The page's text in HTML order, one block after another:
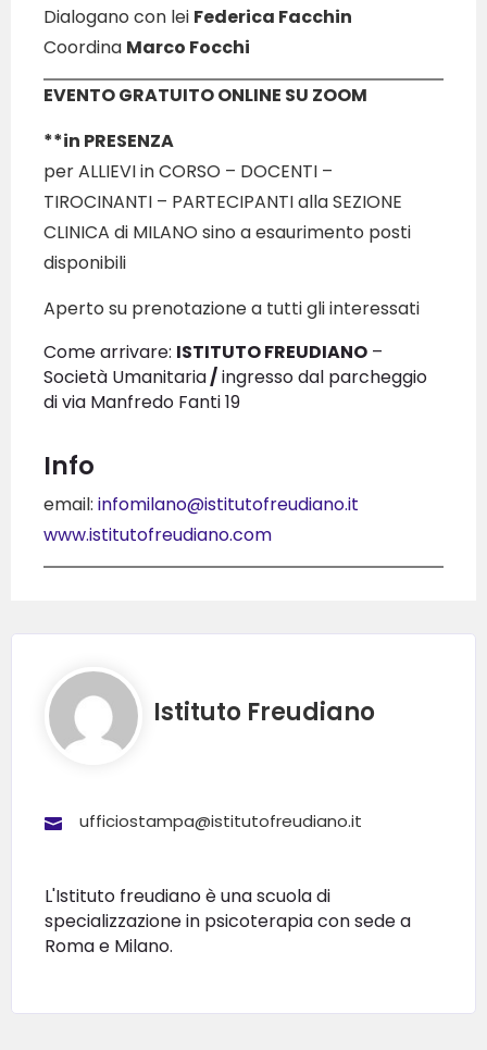
Dialogano con lei Federica Facchin
Coordina Marco Focchi
EVENTO GRATUITO ONLINE SU ZOOM
**in PRESENZA
per ALLIEVI in CORSO – DOCENTI –
TIROCINANTI – PARTECIPANTI alla SEZIONE
CLINICA di MILANO sino a esaurimento posti
disponibili
Aperto su prenotazione a tutti gli interessati
Come arrivare: ISTITUTO FREUDIANO –
Società Umanitaria/ingresso dal parcheggio
di via Manfredo Fanti 19
Info
email: infomilano@istitutofreudiano.it
www.istitutofreudiano.com
Istituto Freudiano
ufficiostampa@istitutofreudiano.it
L'Istituto freudiano è una scuola di
specializzazione in psicoterapia con sede a
Roma e Milano.